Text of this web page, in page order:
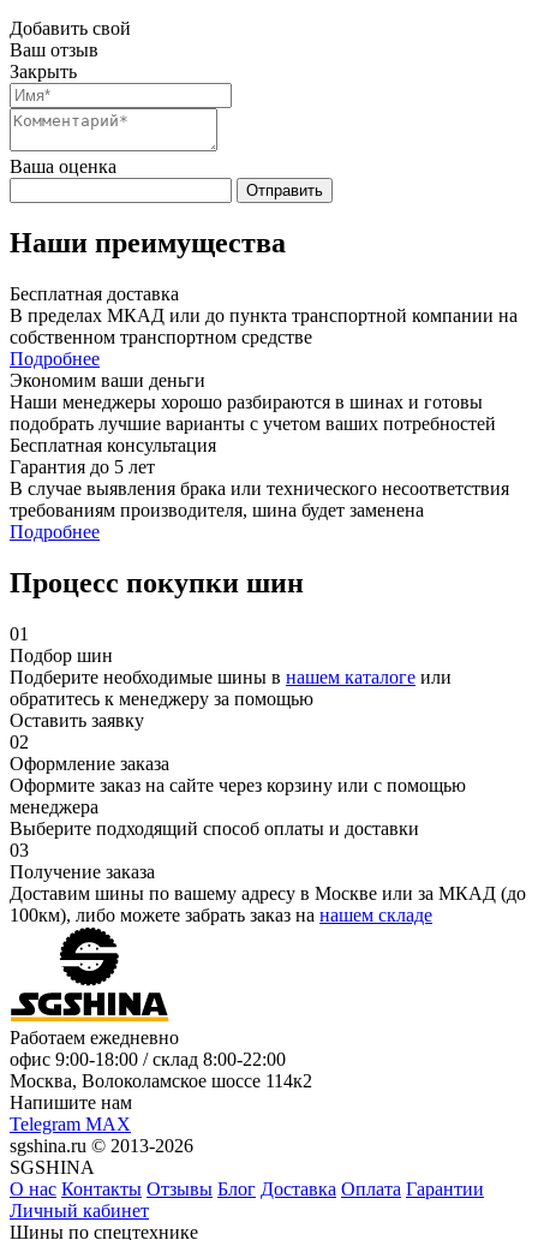
Добавить свой
Ваш отзыв
Закрыть
Ваша оценка
Отправить
Наши преимущества
Бесплатная доставка
В пределах МКАД или до пункта транспортной компании на
собственном транспортном средстве
Подробнее
Экономим ваши деньги
Наши менеджеры хорошо разбираются в шинах и готовы
подобрать лучшие варианты с учетом ваших потребностей
Бесплатная консультация
Гарантия до 5 лет
В случае выявления брака или технического несоответствия
требованиям производителя, шина будет заменена
Подробнее
Процесс покупки шин
01
Подбор шин
Подберите необходимые шины в нашем каталоге или
обратитесь к менеджеру за помощью
Оставить заявку
02
Оформление заказа
Оформите заказ на сайте через корзину или с помощью
менеджера
Выберите подходящий способ оплаты и доставки
03
Получение заказа
Доставим шины по вашему адресу в Москве или за МКАД (до
100км), либо можете забрать заказ на нашем складе
Работаем ежедневно
офис 9:00-18:00 / склад 8:00-22:00
Москва, Волоколамское шоссе 114к2
Напишите нам
Telegram MAX
sgshina.ru © 2013-2026
SGSHINA
О нас Контакты Отзывы Блог Доставка Оплата Гарантии
Личный кабинет
Шины по спецтехнике